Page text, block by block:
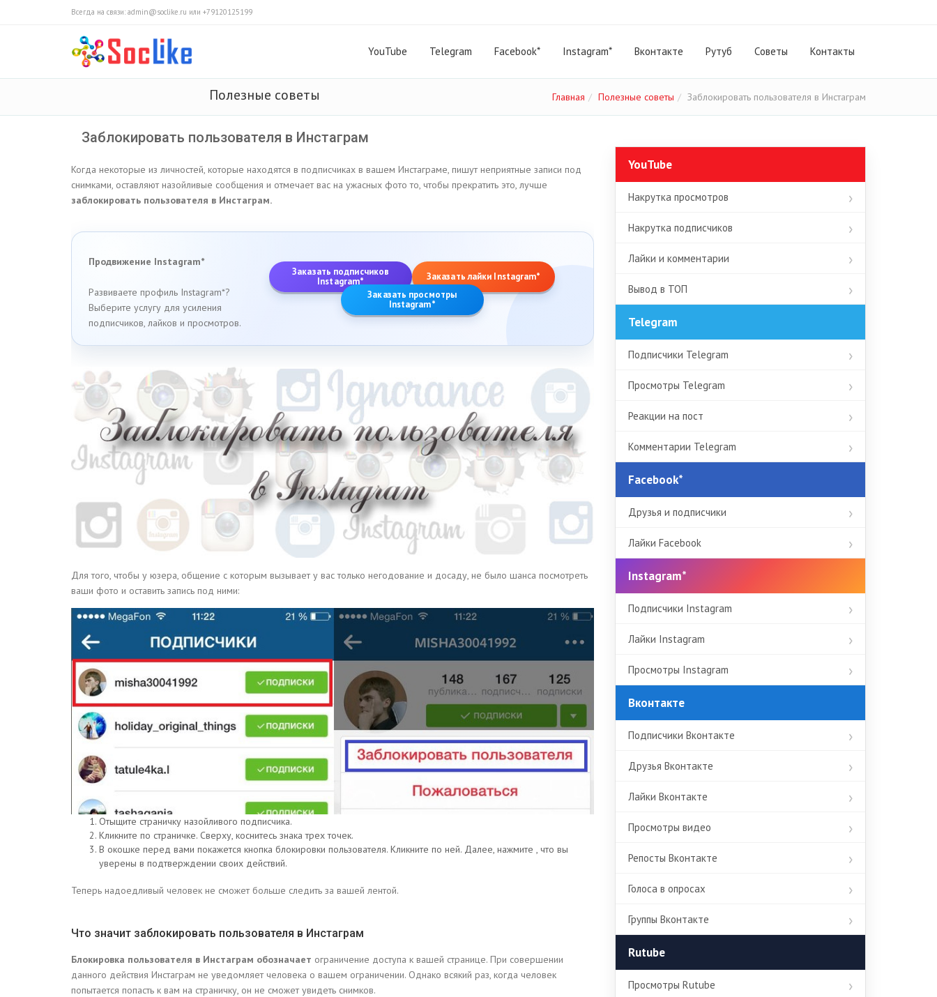
Всегда на связи: admin@soclike.ru или +79120125199
YouTube Telegram Facebook* Instagram* Вконтакте Рутуб Cоветы Контакты
Полезные советы Главная Полезные советы Заблокировать пользователя в Инстаграм
Заблокировать пользователя в Инстаграм
Когда некоторые из личностей, которые находятся в подписчиках в вашем Инстаграме, пишут неприятные записи под
снимками, оставляют назойливые сообщения и отмечает вас на ужасных фото то, чтобы прекратить это, лучше
заблокировать пользователя в Инстаграм.
Продвижение Instagram*
Развиваете профиль Instagram*?
Выберите услугу для усиления
подписчиков, лайков и просмотров.
Заказать подписчиков
Instagram*
Заказать лайки Instagram*
Заказать просмотры
Instagram*
Для того, чтобы у юзера, общение с которым вызывает у вас только негодование и досаду, не было шанса посмотреть
ваши фото и оставить запись под ними:
Отыщите страничку назойливого подписчика.
Кликните по страничке. Сверху, коснитесь знака трех точек.
В окошке перед вами покажется кнопка блокировки пользователя. Кликните по ней. Далее, нажмите , что вы
уверены в подтверждении своих действий.
Теперь надоедливый человек не сможет больше следить за вашей лентой.
Что значит заблокировать пользователя в Инстаграм
Блокировка пользователя в Инстаграм обозначает ограничение доступа к вашей странице. При совершении
данного действия Инстаграм не уведомляет человека о вашем ограничении. Однако всякий раз, когда человек
попытается попасть к вам на страничку, он не сможет увидеть снимков.
YouTube
Накрутка просмотров
Накрутка подписчиков
Лайки и комментарии
Вывод в ТОП
Telegram
Подписчики Telegram
Просмотры Telegram
Реакции на пост
Комментарии Telegram
Facebook*
Друзья и подписчики
Лайки Facebook
Instagram*
Подписчики Instagram
Лайки Instagram
Просмотры Instagram
Вконтакте
Подписчики Вконтакте
Друзья Вконтакте
Лайки Вконтакте
Просмотры видео
Репосты Вконтакте
Голоса в опросах
Группы Вконтакте
Rutube
Просмотры Rutube